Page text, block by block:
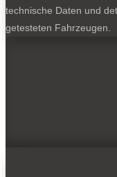
technische Daten und
getesteten Fahrzeugen.